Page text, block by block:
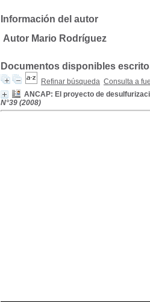
Información del autor
Autor Mario Rodríguez
Documentos disponibles
Refinar búsqueda Consulta a
ANCAP: El proyecto de
N°39 (2008)